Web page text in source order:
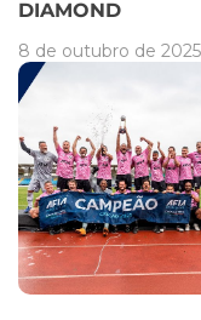
DIAMOND
8 de outubro de 2025